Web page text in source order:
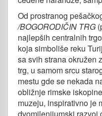
Od prostranog
/BOGORODIČIN TRG
najlepših centralnih
koja simboliše reku
sa svih strana okružen
trg, u samom srcu
mestu gde se nekada
obližnje rimske
muzeju, inspirativno je